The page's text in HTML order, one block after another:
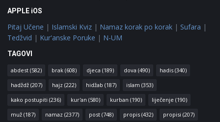
APPLE iOS
Pitaj Učene | Islamski Kviz | Namaz korak po korak | Sufara |
Tedžvid | Kur'anske Poruke | N-UM
TAGOVI
abdest (582) brak (608) djeca (189) dova (490) hadis (340)
hadždž (207) hajz (222) hidžab (187) islam (353)
kako postupiti (236) kur'an (580) kurban (190) liječenje (190)
muž (187) namaz (2377) post (748) propis (432) propisi (207)